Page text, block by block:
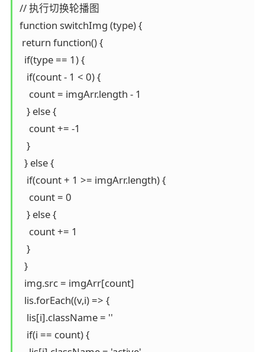
// 执行切换轮播图
function switchImg (type) {
return function() {
  if(type == 1) {
   if(count - 1 < 0) {
    count = imgArr.length - 1
   } else {
    count += -1
   }
  } else {
   if(count + 1 >= imgArr.length) {
    count = 0
   } else {
    count += 1
   }
  }
  img.src = imgArr[count]
  lis.forEach((v,i) => {
   lis[i].className = ''
   if(i == count) {